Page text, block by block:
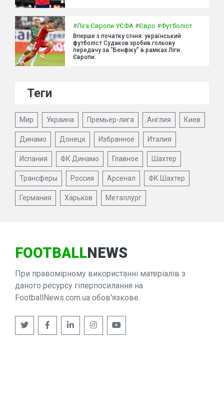
#Ліга Європи УЄФА #Євро #Футболіст
Вперше з початку січня: український
футболіст Судаков зробив гольову
передачу за "Бенфіку" в рамках Ліги
Європи.
Теги
Мир Украина Премьер-лига Англия Киев
Динамо Донецк Избранное Италия
Испания ФК Динамо Главное Шахтер
Трансферы Россия Арсенал ФК Шахтер
Германия Харьков Металлург
FOOTBALLNEWS
При правомірному використанні матеріалів з
даного ресурсу гіперпосилання на
FootballNews.com.ua обов'язкове.